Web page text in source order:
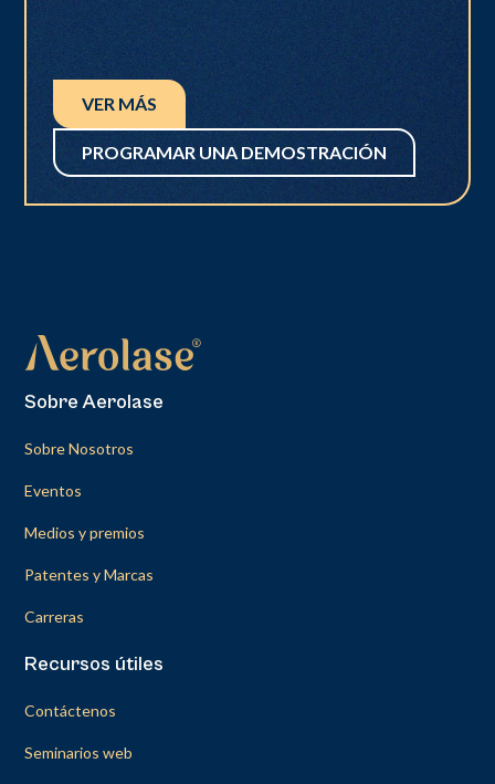
VER MÁS
PROGRAMAR UNA DEMOSTRACIÓN
Sobre Aerolase
Sobre Nosotros
Eventos
Medios y premios
Patentes y Marcas
Carreras
Recursos útiles
Contáctenos
Seminarios web